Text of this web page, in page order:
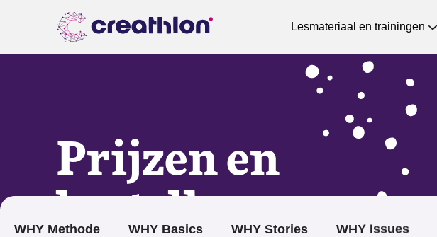
Lesmateriaal en trainingen
Prijzen en
bestellen
WHY Methode WHY Basics WHY Stories WHY Issues